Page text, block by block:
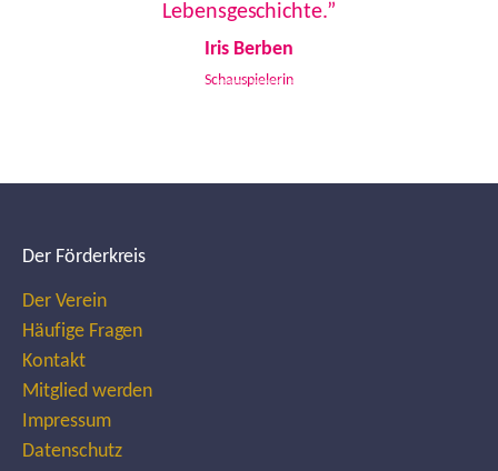
Lebensgeschichte.”
Iris Berben
Schauspielerin
Der Förderkreis
Der Verein
Häufige Fragen
Kontakt
Mitglied werden
Impressum
Datenschutz